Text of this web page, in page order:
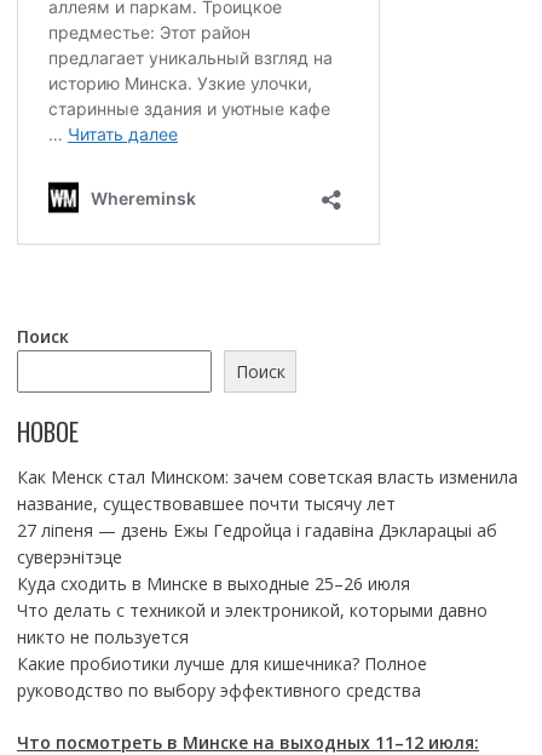
Поиск
Поиск
НОВОЕ
Как Менск стал Минском: зачем советская власть изменила
название, существовавшее почти тысячу лет
27 ліпеня — дзень Ежы Гедройца і гадавіна Дэкларацыі аб
суверэнітэце
Куда сходить в Минске в выходные 25–26 июля
Что делать с техникой и электроникой, которыми давно
никто не пользуется
Какие пробиотики лучше для кишечника? Полное
руководство по выбору эффективного средства
Что посмотреть в Минске на выходных 11–12 июля: